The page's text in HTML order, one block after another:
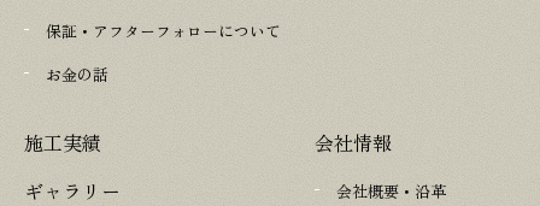
保証・アフターフォローについて
お金の話
施工実績
ギャラリー
会社情報
会社概要・沿革